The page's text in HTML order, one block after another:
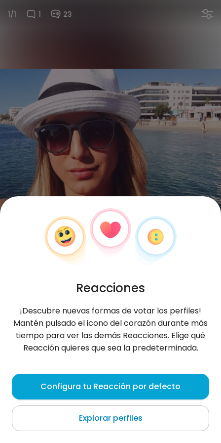
1/1 1 23
Julia , 31
Nice
Reacciones
¡Descubre nuevas formas de votar los perfiles!
Mantén pulsado el icono del corazón durante más
tiempo para ver las demás Reacciones. Elige qué
Reacción quieres que sea la predeterminada.
Configura tu Reacción por defecto
Explorar perfiles